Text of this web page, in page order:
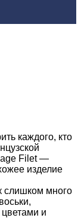
каждого, кто
Filet —
изделие
слишком много
и